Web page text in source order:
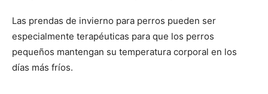
Las prendas de invierno para perros pueden ser
especialmente terapéuticas para que los perros
pequeños mantengan su temperatura corporal en los
días más fríos.